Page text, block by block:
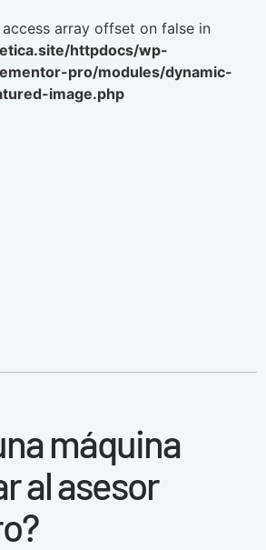
array offset on false in
httpdocs/wp-
pro/modules/dynamic-
image.php
máquina
al asesor